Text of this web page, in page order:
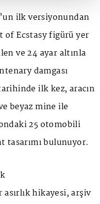
ilk versiyonundan
of Ecstasyfigürü yer
ve 24 ayar altınla
damgası
ilk kez, aracın
beyaz mine ile
25 otomobili
tasarımı bulunuyor.
hikayesi, arşiv